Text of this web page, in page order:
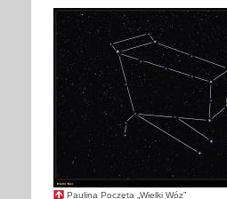
Paulina Poczęta „Wielki Wóz”